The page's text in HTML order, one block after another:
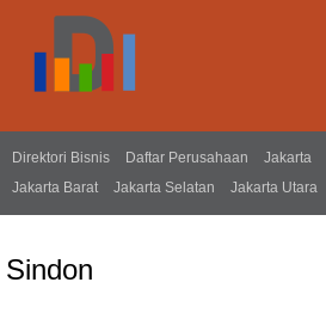
Direktori Bisnis Daftar Perusahaan Jakarta
Jakarta Barat
Jakarta Selatan Jakarta Utara
Sindon